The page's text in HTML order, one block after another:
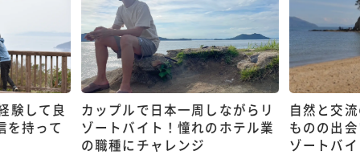
験して良
を持って
カップルで日本一周しながらリ
ゾートバイト！憧れのホテル業
の職種にチャレンジ
自然と交
ものの出
ゾートバ